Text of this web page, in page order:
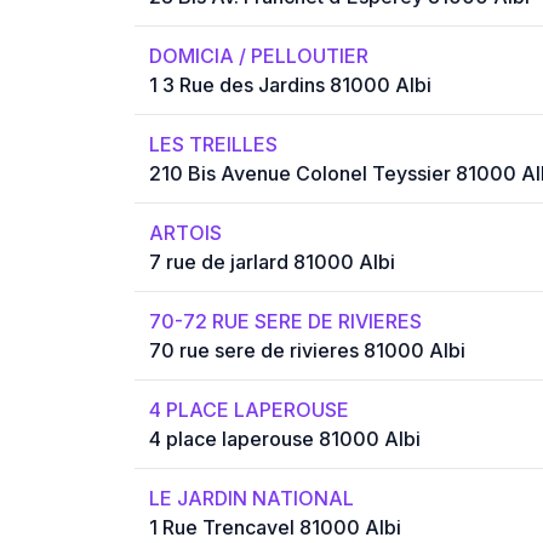
DOMICIA / PELLOUTIER
1 3 Rue des Jardins 81000 Albi
LES TREILLES
210 Bis Avenue Colonel Teyssier 81000
ARTOIS
7 rue de jarlard 81000 Albi
70-72 RUE SERE DE RIVIERES
70 rue sere de rivieres 81000 Albi
4 PLACE LAPEROUSE
4 place laperouse 81000 Albi
LE JARDIN NATIONAL
1 Rue Trencavel 81000 Albi